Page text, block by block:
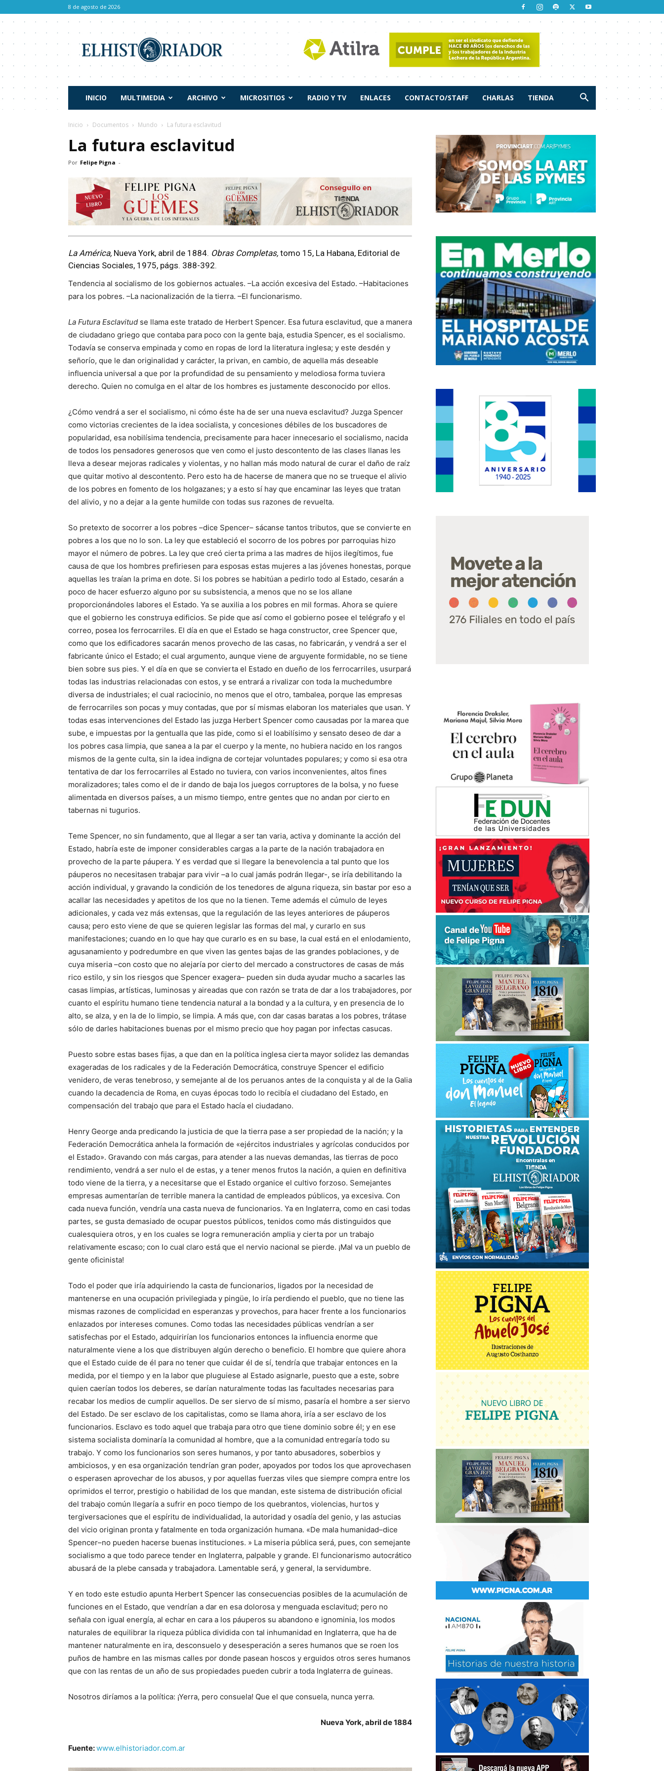
8 de agosto de 2026
Historiador
INICIO MULTIMEDIA ARCHIVO MICROSITIOS RADIO Y TV ENLACES CONTACTO/STAFF CHARLAS TIENDA
Inicio Documentos Mundo La futura esclavitud
La futura esclavitud
Por Felipe Pigna -
La América, Nueva York, abril de 1884. Obras Completas, tomo 15, La Habana, Editorial de
Ciencias Sociales, 1975, págs. 388-392.
Tendencia al socialismo de los gobiernos actuales. –La acción excesiva del Estado. –Habitaciones
para los pobres. –La nacionalización de la tierra. –El funcionarismo.
La Futura Esclavitud se llama este tratado de Herbert Spencer. Esa futura esclavitud, que a manera
de ciudadano griego que contaba para poco con la gente baja, estudia Spencer, es el socialismo.
Todavía se conserva empinada y como en ropas de lord la literatura inglesa; y este desdén y
señorío, que le dan originalidad y carácter, la privan, en cambio, de aquella más deseable
influencia universal a que por la profundidad de su pensamiento y melodiosa forma tuviera
derecho. Quien no comulga en el altar de los hombres es justamente desconocido por ellos.
¿Cómo vendrá a ser el socialismo, ni cómo éste ha de ser una nueva esclavitud? Juzga Spencer
como victorias crecientes de la idea socialista, y concesiones débiles de los buscadores de
popularidad, esa nobilísima tendencia, precisamente para hacer innecesario el socialismo, nacida
de todos los pensadores generosos que ven como el justo descontento de las clases llanas les
lleva a desear mejoras radicales y violentas, y no hallan más modo natural de curar el daño de raíz
que quitar motivo al descontento. Pero esto ha de hacerse de manera que no se trueque el alivio
de los pobres en fomento de los holgazanes; y a esto sí hay que encaminar las leyes que tratan
del alivio, y no a dejar a la gente humilde con todas sus razones de revuelta.
So pretexto de socorrer a los pobres –dice Spencer– sácanse tantos tributos, que se convierte en
pobres a los que no lo son. La ley que estableció el socorro de los pobres por parroquias hizo
mayor el número de pobres. La ley que creó cierta prima a las madres de hijos ilegítimos, fue
causa de que los hombres prefiriesen para esposas estas mujeres a las jóvenes honestas, porque
aquellas les traían la prima en dote. Si los pobres se habitúan a pedirlo todo al Estado, cesarán a
poco de hacer esfuerzo alguno por su subsistencia, a menos que no se los allane
proporcionándoles labores el Estado. Ya se auxilia a los pobres en mil formas. Ahora se quiere
que el gobierno les construya edificios. Se pide que así como el gobierno posee el telégrafo y el
correo, posea los ferrocarriles. El día en que el Estado se haga constructor, cree Spencer que,
como que los edificadores sacarán menos provecho de las casas, no fabricarán, y vendrá a ser el
fabricante único el Estado; el cual argumento, aunque viene de arguyente formidable, no se tiene
bien sobre sus pies. Y el día en que se convierta el Estado en dueño de los ferrocarriles, usurpará
todas las industrias relacionadas con estos, y se entrará a rivalizar con toda la muchedumbre
diversa de industriales; el cual raciocinio, no menos que el otro, tambalea, porque las empresas
de ferrocarriles son pocas y muy contadas, que por sí mismas elaboran los materiales que usan. Y
todas esas intervenciones del Estado las juzga Herbert Spencer como causadas por la marea que
sube, e impuestas por la gentualla que las pide, como si el loabilísimo y sensato deseo de dar a
los pobres casa limpia, que sanea a la par el cuerpo y la mente, no hubiera nacido en los rangos
mismos de la gente culta, sin la idea indigna de cortejar voluntades populares; y como si esa otra
tentativa de dar los ferrocarriles al Estado no tuviera, con varios inconvenientes, altos fines
moralizadores; tales como el de ir dando de baja los juegos corruptores de la bolsa, y no fuese
alimentada en diversos países, a un mismo tiempo, entre gentes que no andan por cierto en
tabernas ni tugurios.
Teme Spencer, no sin fundamento, que al llegar a ser tan varia, activa y dominante la acción del
Estado, habría este de imponer considerables cargas a la parte de la nación trabajadora en
provecho de la parte páupera. Y es verdad que si llegare la benevolencia a tal punto que los
páuperos no necesitasen trabajar para vivir –a lo cual jamás podrán llegar-, se iría debilitando la
acción individual, y gravando la condición de los tenedores de alguna riqueza, sin bastar por eso a
acallar las necesidades y apetitos de los que no la tienen. Teme además el cúmulo de leyes
adicionales, y cada vez más extensas, que la regulación de las leyes anteriores de páuperos
causa; pero esto viene de que se quieren legislar las formas del mal, y curarlo en sus
manifestaciones; cuando en lo que hay que curarlo es en su base, la cual está en el enlodamiento,
agusanamiento y podredumbre en que viven las gentes bajas de las grandes poblaciones, y de
cuya miseria –con costo que no alejaría por cierto del mercado a constructores de casas de más
rico estilo, y sin los riesgos que Spencer exagera– pueden sin duda ayudar mucho a sacarles las
casas limpias, artísticas, luminosas y aireadas que con razón se trata de dar a los trabajadores, por
cuanto el espíritu humano tiene tendencia natural a la bondad y a la cultura, y en presencia de lo
alto, se alza, y en la de lo limpio, se limpia. A más que, con dar casas baratas a los pobres, trátase
sólo de darles habitaciones buenas por el mismo precio que hoy pagan por infectas casucas.
Puesto sobre estas bases fijas, a que dan en la política inglesa cierta mayor solidez las demandas
exageradas de los radicales y de la Federación Democrática, construye Spencer el edificio
venidero, de veras tenebroso, y semejante al de los peruanos antes de la conquista y al de la Galia
cuando la decadencia de Roma, en cuyas épocas todo lo recibía el ciudadano del Estado, en
compensación del trabajo que para el Estado hacía el ciudadano.
Henry George anda predicando la justicia de que la tierra pase a ser propiedad de la nación; y la
Federación Democrática anhela la formación de «ejércitos industriales y agrícolas conducidos por
el Estado». Gravando con más cargas, para atender a las nuevas demandas, las tierras de poco
rendimiento, vendrá a ser nulo el de estas, y a tener menos frutos la nación, a quien en definitiva
todo viene de la tierra, y a necesitarse que el Estado organice el cultivo forzoso. Semejantes
empresas aumentarían de terrible manera la cantidad de empleados públicos, ya excesiva. Con
cada nueva función, vendría una casta nueva de funcionarios. Ya en Inglaterra, como en casi todas
partes, se gusta demasiado de ocupar puestos públicos, tenidos como más distinguidos que
cualesquiera otros, y en los cuales se logra remuneración amplia y cierta por un trabajo
relativamente escaso; con lo cual claro está que el nervio nacional se pierde. ¡Mal va un pueblo de
gente oficinista!
Todo el poder que iría adquiriendo la casta de funcionarios, ligados por la necesidad de
mantenerse en una ocupación privilegiada y pingüe, lo iría perdiendo el pueblo, que no tiene las
mismas razones de complicidad en esperanzas y provechos, para hacer frente a los funcionarios
enlazados por intereses comunes. Como todas las necesidades públicas vendrían a ser
satisfechas por el Estado, adquirirían los funcionarios entonces la influencia enorme que
naturalmente viene a los que distribuyen algún derecho o beneficio. El hombre que quiere ahora
que el Estado cuide de él para no tener que cuidar él de sí, tendría que trabajar entonces en la
medida, por el tiempo y en la labor que pluguiese al Estado asignarle, puesto que a este, sobre
quien caerían todos los deberes, se darían naturalmente todas las facultades necesarias para
recabar los medios de cumplir aquellos. De ser siervo de sí mismo, pasaría el hombre a ser siervo
del Estado. De ser esclavo de los capitalistas, como se llama ahora, iría a ser esclavo de los
funcionarios. Esclavo es todo aquel que trabaja para otro que tiene dominio sobre él; y en ese
sistema socialista dominaría la comunidad al hombre, que a la comunidad entregaría todo su
trabajo. Y como los funcionarios son seres humanos, y por tanto abusadores, soberbios y
ambiciosos, y en esa organización tendrían gran poder, apoyados por todos los que aprovechasen
o esperasen aprovechar de los abusos, y por aquellas fuerzas viles que siempre compra entre los
oprimidos el terror, prestigio o habilidad de los que mandan, este sistema de distribución oficial
del trabajo común llegaría a sufrir en poco tiempo de los quebrantos, violencias, hurtos y
tergiversaciones que el espíritu de individualidad, la autoridad y osadía del genio, y las astucias
del vicio originan pronta y fatalmente en toda organización humana. «De mala humanidad–dice
Spencer–no pueden hacerse buenas instituciones. » La miseria pública será, pues, con semejante
socialismo a que todo parece tender en Inglaterra, palpable y grande. El funcionarismo autocrático
abusará de la plebe cansada y trabajadora. Lamentable será, y general, la servidumbre.
Y en todo este estudio apunta Herbert Spencer las consecuencias posibles de la acumulación de
funciones en el Estado, que vendrían a dar en esa dolorosa y menguada esclavitud; pero no
señala con igual energía, al echar en cara a los páuperos su abandono e ignominia, los modos
naturales de equilibrar la riqueza pública dividida con tal inhumanidad en Inglaterra, que ha de
mantener naturalmente en ira, desconsuelo y desesperación a seres humanos que se roen los
puños de hambre en las mismas calles por donde pasean hoscos y erguidos otros seres humanos
que con las rentas de un año de sus propiedades pueden cubrir a toda Inglaterra de guineas.
Nosotros diríamos a la política: ¡Yerra, pero consuela! Que el que consuela, nunca yerra.
Nueva York, abril de 1884
Fuente:www.elhistoriador.com.ar